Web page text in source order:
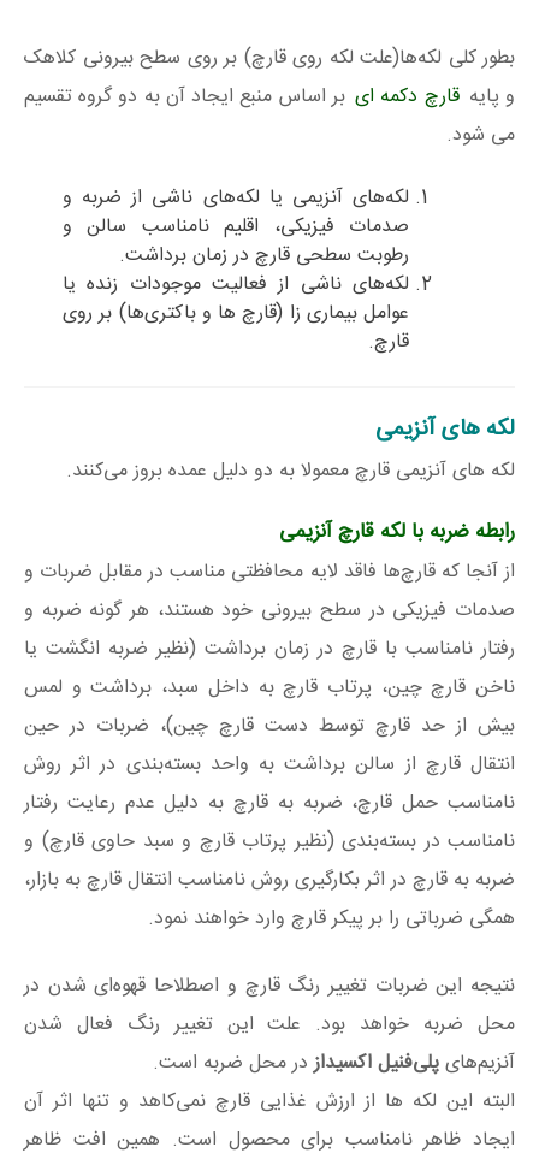
بطور کلی لکه‌ها(علت لکه روی قارچ) بر روی سطح بیرونی کلاهک
و پایه قارچ دکمه ای بر اساس منبع ایجاد آن به دو گروه تقسیم
می شود.
لکه‌های آنزیمی یا لکه‌های ناشی از ضربه و
صدمات فیزیکی، اقلیم نامناسب سالن و
رطوبت سطحی قارچ در زمان برداشت.
لکه‌های ناشی از فعالیت موجودات زنده یا
عوامل بیماری زا (قارچ ها و باکتری‌ها) بر روی
قارچ.
لکه های آنزیمی
لکه های آنزیمی قارچ معمولا به دو دلیل عمده بروز می‌کنند.
رابطه ضربه با لکه قارچ آنزیمی
از آنجا که قارچ‌ها فاقد لایه محافظتی مناسب در مقابل ضربات و
صدمات فیزیکی در سطح بیرونی خود هستند، هر گونه ضربه و
رفتار نامناسب با قارچ در زمان برداشت (نظیر ضربه انگشت یا
ناخن قارچ چین‌، پرتاب قارچ به داخل سبد، برداشت و لمس
بیش از حد قارچ توسط دست قارچ چین)، ضربات در حین
انتقال قارچ از سالن برداشت به واحد بسته‌بندی در اثر روش
نامناسب حمل قارچ، ضربه به قارچ به دلیل عدم رعایت رفتار
نامناسب در بسته‌بندی (نظیر پرتاب قارچ و سبد حاوی قارچ) و
ضربه به قارچ در اثر بکارگیری روش نامناسب انتقال قارچ به بازار،
همگی ضرباتی را بر پیکر قارچ وارد خواهند نمود.
نتیجه این ضربات تغییر رنگ قارچ و اصطلاحا قهوه‌ای شدن در
محل ضربه خواهد بود. علت این تغییر رنگ فعال شدن
آنزیم‌هایپلی‌فنیل اکسیدازدر محل ضربه است.
البته این لکه‌ ها از ارزش غذایی قارچ نمی‌کاهد و تنها اثر آن
ایجاد ظاهر نامناسب برای محصول است. همین افت ظاهر